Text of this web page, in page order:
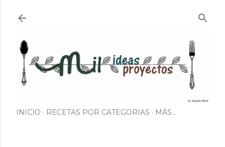
INICIO RECETAS POR CATEGORIAS MÁS…